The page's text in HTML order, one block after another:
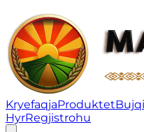
Подружница Маркет
KryefaqjaProduktet
HyrRegjistrohu